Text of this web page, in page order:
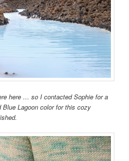
here … so I contacted Sophie for a
Blue Lagoon color for this cozy
.